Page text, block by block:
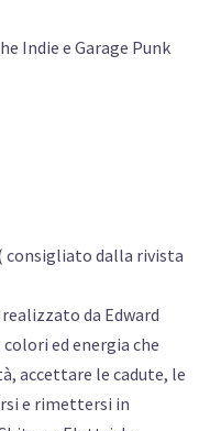
Indie e Garage Punk
consigliato dalla rivista
da Edward
ed energia che
accettare le cadute, le
e rimettersi in